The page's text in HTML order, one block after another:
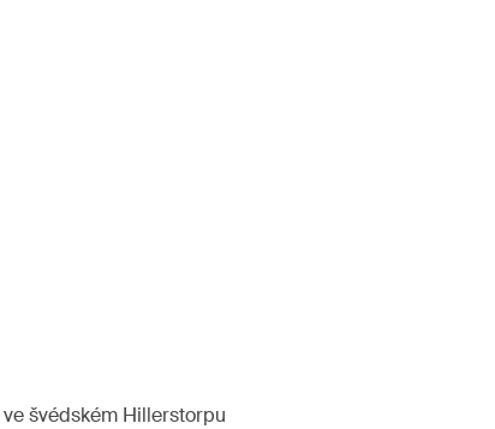
švédském Hillerstorpu